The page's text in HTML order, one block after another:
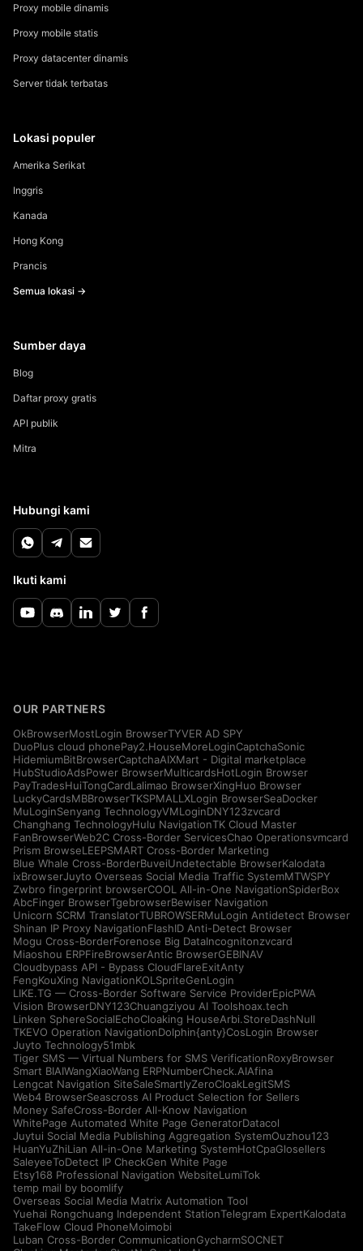
Proxy mobile dinamis
Proxy mobile statis
Proxy datacenter dinamis
Server tidak terbatas
Lokasi populer
Amerika Serikat
Inggris
Kanada
Hong Kong
Prancis
Semua lokasi →
Sumber daya
Blog
Daftar proxy gratis
API publik
Mitra
Hubungi kami
Ikuti kami
OUR PARTNERS
OkBrowserMostLogin BrowserTYVER AD SPY
DuoPlus cloud phonePay2.HouseMoreLoginCaptchaSonic
HidemiumBitBrowserCaptchaAIXMart - Digital marketplace
HubStudioAdsPower BrowserMulticardsHotLogin Browser
PayTradesHuiTongCardLalimao BrowserXingHuo Browser
LuckyCardsMBBrowserTKSPMALLXLogin BrowserSeaDocker
MuLoginSenyang TechnologyVMLoginDNY123zvcard
Changhang TechnologyHulu NavigationTK Cloud Master
FanBrowserWeb2C Cross-Border ServicesChao Operationsvmcard
Prism BrowseLEEPSMART Cross-Border Marketing
Blue Whale Cross-BorderBuveiUndetectable BrowserKalodata
ixBrowserJuyto Overseas Social Media Traffic SystemMTWSPY
Zwbro fingerprint browserCOOL All-in-One NavigationSpiderBox
AbcFinger BrowserTgebrowserBewiser Navigation
Unicorn SCRM TranslatorTUBROWSERMuLogin Antidetect Browser
Shinan IP Proxy NavigationFlashID Anti-Detect Browser
Mogu Cross-BorderForenose Big DataIncognitonzvcard
Miaoshou ERPFireBrowserAntic BrowserGEBINAV
Cloudbypass API - Bypass CloudFlareExitAnty
FengKouXing NavigationKOLSpriteGenLogin
LIKE.TG — Cross-Border Software Service ProviderEpicPWA
Vision BrowserDNY123Chuangziyou AI Toolshoax.tech
Linken SphereSocialEchoCloaking HouseArbi.StoreDashNull
TKEVO Operation NavigationDolphin{anty}CosLogin Browser
Juyto Technology51mbk
Tiger SMS — Virtual Numbers for SMS VerificationRoxyBrowser
Smart BIAIWangXiaoWang ERPNumberCheck.AIAfina
Lengcat Navigation SiteSaleSmartlyZeroCloakLegitSMS
Web4 BrowserSeascross AI Product Selection for Sellers
Money SafeCross-Border All-Know Navigation
WhitePage Automated White Page GeneratorDatacol
Juytui Social Media Publishing Aggregation SystemOuzhou123
HuanYuZhiLian All-in-One Marketing SystemHotCpaGlosellers
SaleyeeToDetect IP CheckGen White Page
Etsy168 Professional Navigation WebsiteLumiTok
temp mail by boomlify
Overseas Social Media Matrix Automation Tool
Yuehai Rongchuang Independent StationTelegram ExpertKalodata
TakeFlow Cloud PhoneMoimobi
Luban Cross-Border CommunicationGycharmSOCNET